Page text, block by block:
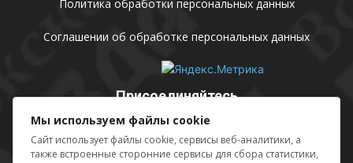
Политика обработки персональных данных
Соглашении об обработке персональных данных
Присоединяйтесь
Мы используем файлы cookie
Сайт использует файлы cookie, сервисы веб-аналитики, а
также встроенные сторонние сервисы для сбора статистики,